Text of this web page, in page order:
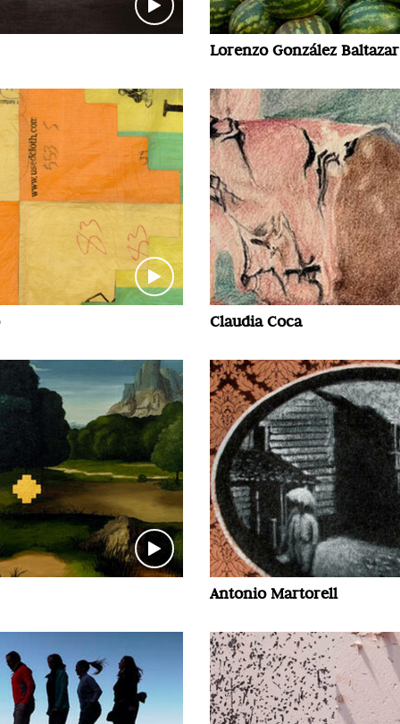
Lorenzo González Baltazar
Claudia Coca
Antonio Martorell